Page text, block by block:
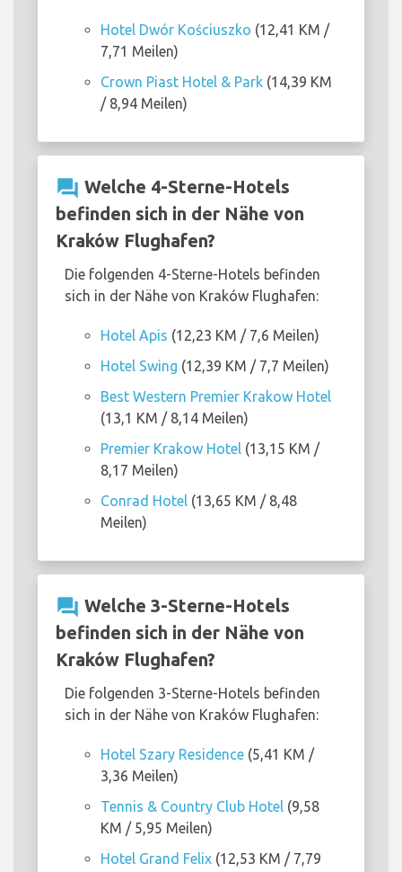
Hotel Dwór Kościuszko (12,41 KM /
7,71 Meilen)
Crown Piast Hotel & Park (14,39 KM
/ 8,94 Meilen)
question_answer Welche 4-Sterne-Hotels
befinden sich in der Nähe von
Kraków Flughafen?
Die folgenden 4-Sterne-Hotels befinden
sich in der Nähe von Kraków Flughafen:
Hotel Apis (12,23 KM / 7,6 Meilen)
Hotel Swing (12,39 KM / 7,7 Meilen)
Best Western Premier Krakow Hotel
(13,1 KM / 8,14 Meilen)
Premier Krakow Hotel (13,15 KM /
8,17 Meilen)
Conrad Hotel (13,65 KM / 8,48
Meilen)
question_answer Welche 3-Sterne-Hotels
befinden sich in der Nähe von
Kraków Flughafen?
Die folgenden 3-Sterne-Hotels befinden
sich in der Nähe von Kraków Flughafen:
Hotel Szary Residence (5,41 KM /
3,36 Meilen)
Tennis & Country Club Hotel (9,58
KM / 5,95 Meilen)
Hotel Grand Felix (12,53 KM / 7,79